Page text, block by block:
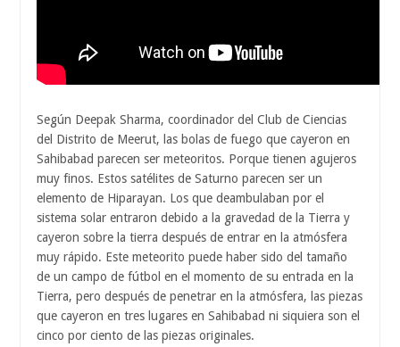
Según Deepak Sharma, coordinador del Club de Ciencias
del Distrito de Meerut, las bolas de fuego que cayeron en
Sahibabad parecen ser meteoritos. Porque tienen agujeros
muy finos. Estos satélites de Saturno parecen ser un
elemento de Hiparayan. Los que deambulaban por el
sistema solar entraron debido a la gravedad de la Tierra y
cayeron sobre la tierra después de entrar en la atmósfera
muy rápido. Este meteorito puede haber sido del tamaño
de un campo de fútbol en el momento de su entrada en la
Tierra, pero después de penetrar en la atmósfera, las piezas
que cayeron en tres lugares en Sahibabad ni siquiera son el
cinco por ciento de las piezas originales.